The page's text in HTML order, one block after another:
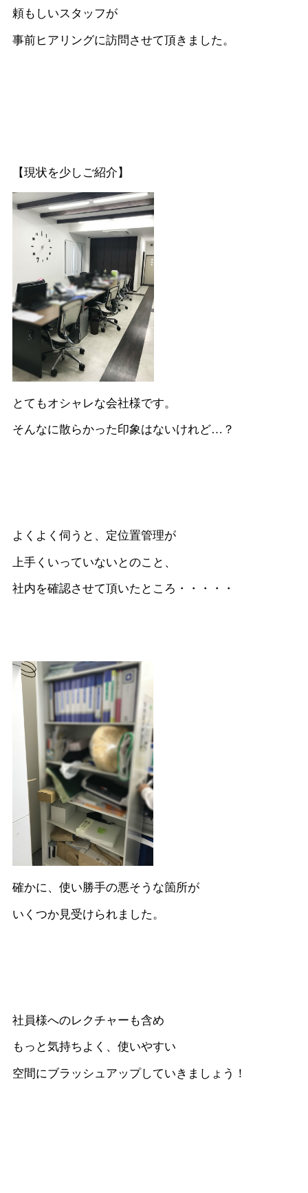
頼もしいスタッフが
事前ヒアリングに訪問させて頂きました。
【現状を少しご紹介】
とてもオシャレな会社様です。
そんなに散らかった印象はないけれど…？
よくよく伺うと、定位置管理が
上手くいっていないとのこと、
社内を確認させて頂いたところ・・・・・
確かに、使い勝手の悪そうな箇所が
いくつか見受けられました。
社員様へのレクチャーも含め
もっと気持ちよく、使いやすい
空間にブラッシュアップしていきましょう！